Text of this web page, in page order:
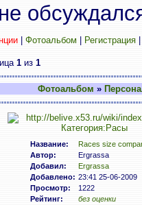
| Фотоальбом Регистрация
1 из 1
Фотоальбом »
Название:
Races size
Автор:
Ergrassa
Добавил:
Ergrassa
Добавлено: 23:41 25-06-2009
Просмотр:
1222
Рейтинг:
без оценки